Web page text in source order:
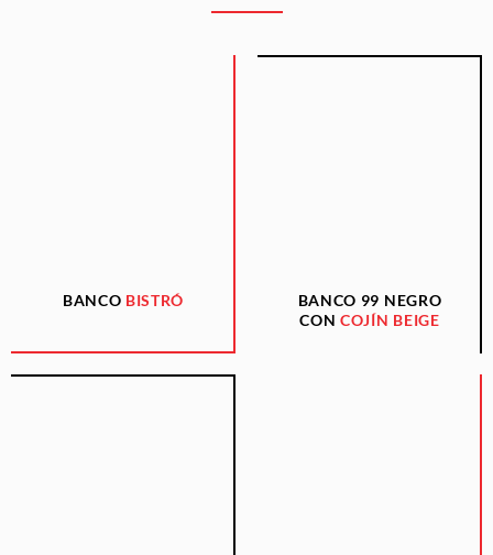
BANCO BISTRÓ
BANCO 99 NEGRO
CONCOJÍN BEIGE